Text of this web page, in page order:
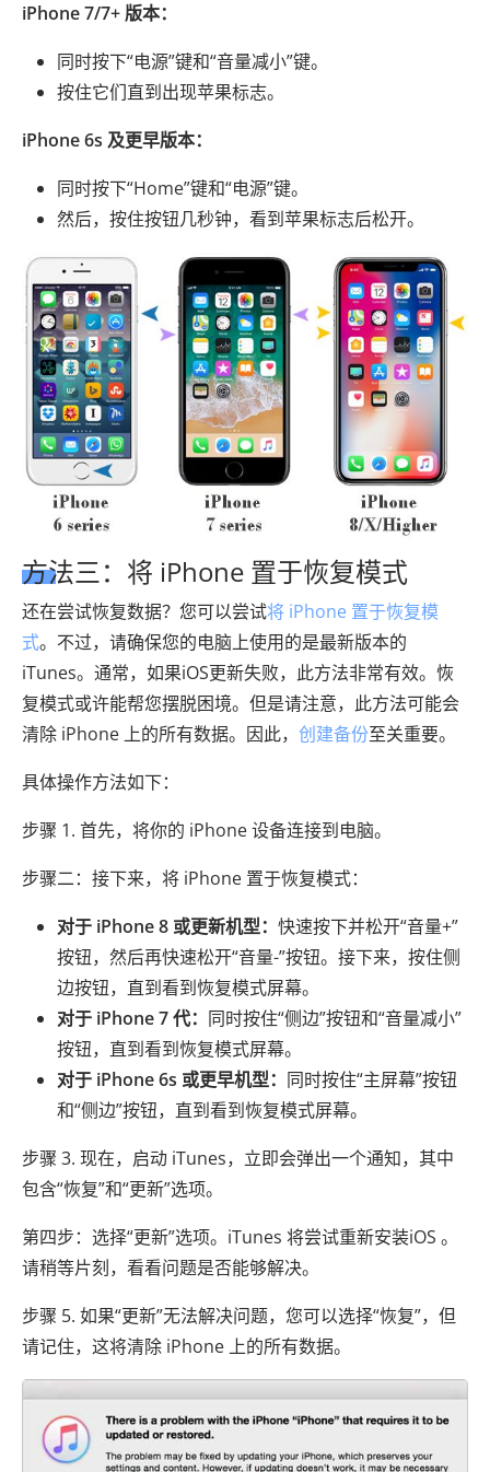
iPhone 7/7+ 版本：
同时按下“电源”键和“音量减小”键。
按住它们直到出现苹果标志。
iPhone 6s 及更早版本：
同时按下“Home”键和“电源”键。
然后，按住按钮几秒钟，看到苹果标志后松开。
方法三：将 iPhone 置于恢复模式
还在尝试恢复数据？您可以尝试将 iPhone 置于恢复模
式。不过，请确保您的电脑上使用的是最新版本的
iTunes。通常，如果iOS更新失败，此方法非常有效。恢
复模式或许能帮您摆脱困境。但是请注意，此方法可能会
清除 iPhone 上的所有数据。因此， 创建备份至关重要。
具体操作方法如下：
步骤 1. 首先，将你的 iPhone 设备连接到电脑。
步骤二：接下来，将 iPhone 置于恢复模式：
对于 iPhone 8 或更新机型： 快速按下并松开“音量+”
按钮，然后再快速松开“音量-”按钮。接下来，按住侧
边按钮，直到看到恢复模式屏幕。
对于 iPhone 7 代： 同时按住“侧边”按钮和“音量减小”
按钮，直到看到恢复模式屏幕。
对于 iPhone 6s 或更早机型： 同时按住“主屏幕”按钮
和“侧边”按钮，直到看到恢复模式屏幕。
步骤 3. 现在，启动 iTunes，立即会弹出一个通知，其中
包含“恢复”和“更新”选项。
第四步：选择“更新”选项。iTunes 将尝试重新安装iOS 。
请稍等片刻，看看问题是否能够解决。
步骤 5. 如果“更新”无法解决问题，您可以选择“恢复”，但
请记住，这将清除 iPhone 上的所有数据。